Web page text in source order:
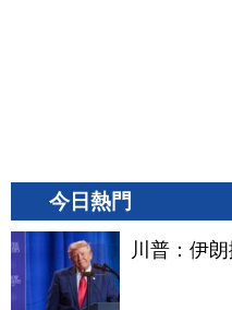
今日熱門
川普：伊